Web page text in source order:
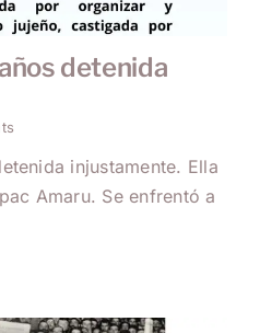
detenida
injustamente. Ella
Amaru. Se enfrentó a